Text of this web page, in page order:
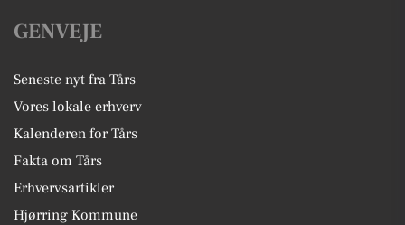
GENVEJE
Seneste nyt fra Tårs
Vores lokale erhverv
Kalenderen for Tårs
Fakta om Tårs
Erhvervsartikler
Hjørring Kommune